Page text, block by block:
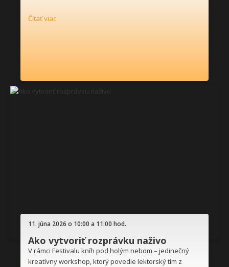
Čítať viac
11. júna 2026 o 10:00 a 11:00 hod.
Ako vytvoriť rozprávku naživo
V rámci Festivalu kníh pod holým nebom – jedinečný
kreatívny workshop, ktorý povedie lektorský tím z